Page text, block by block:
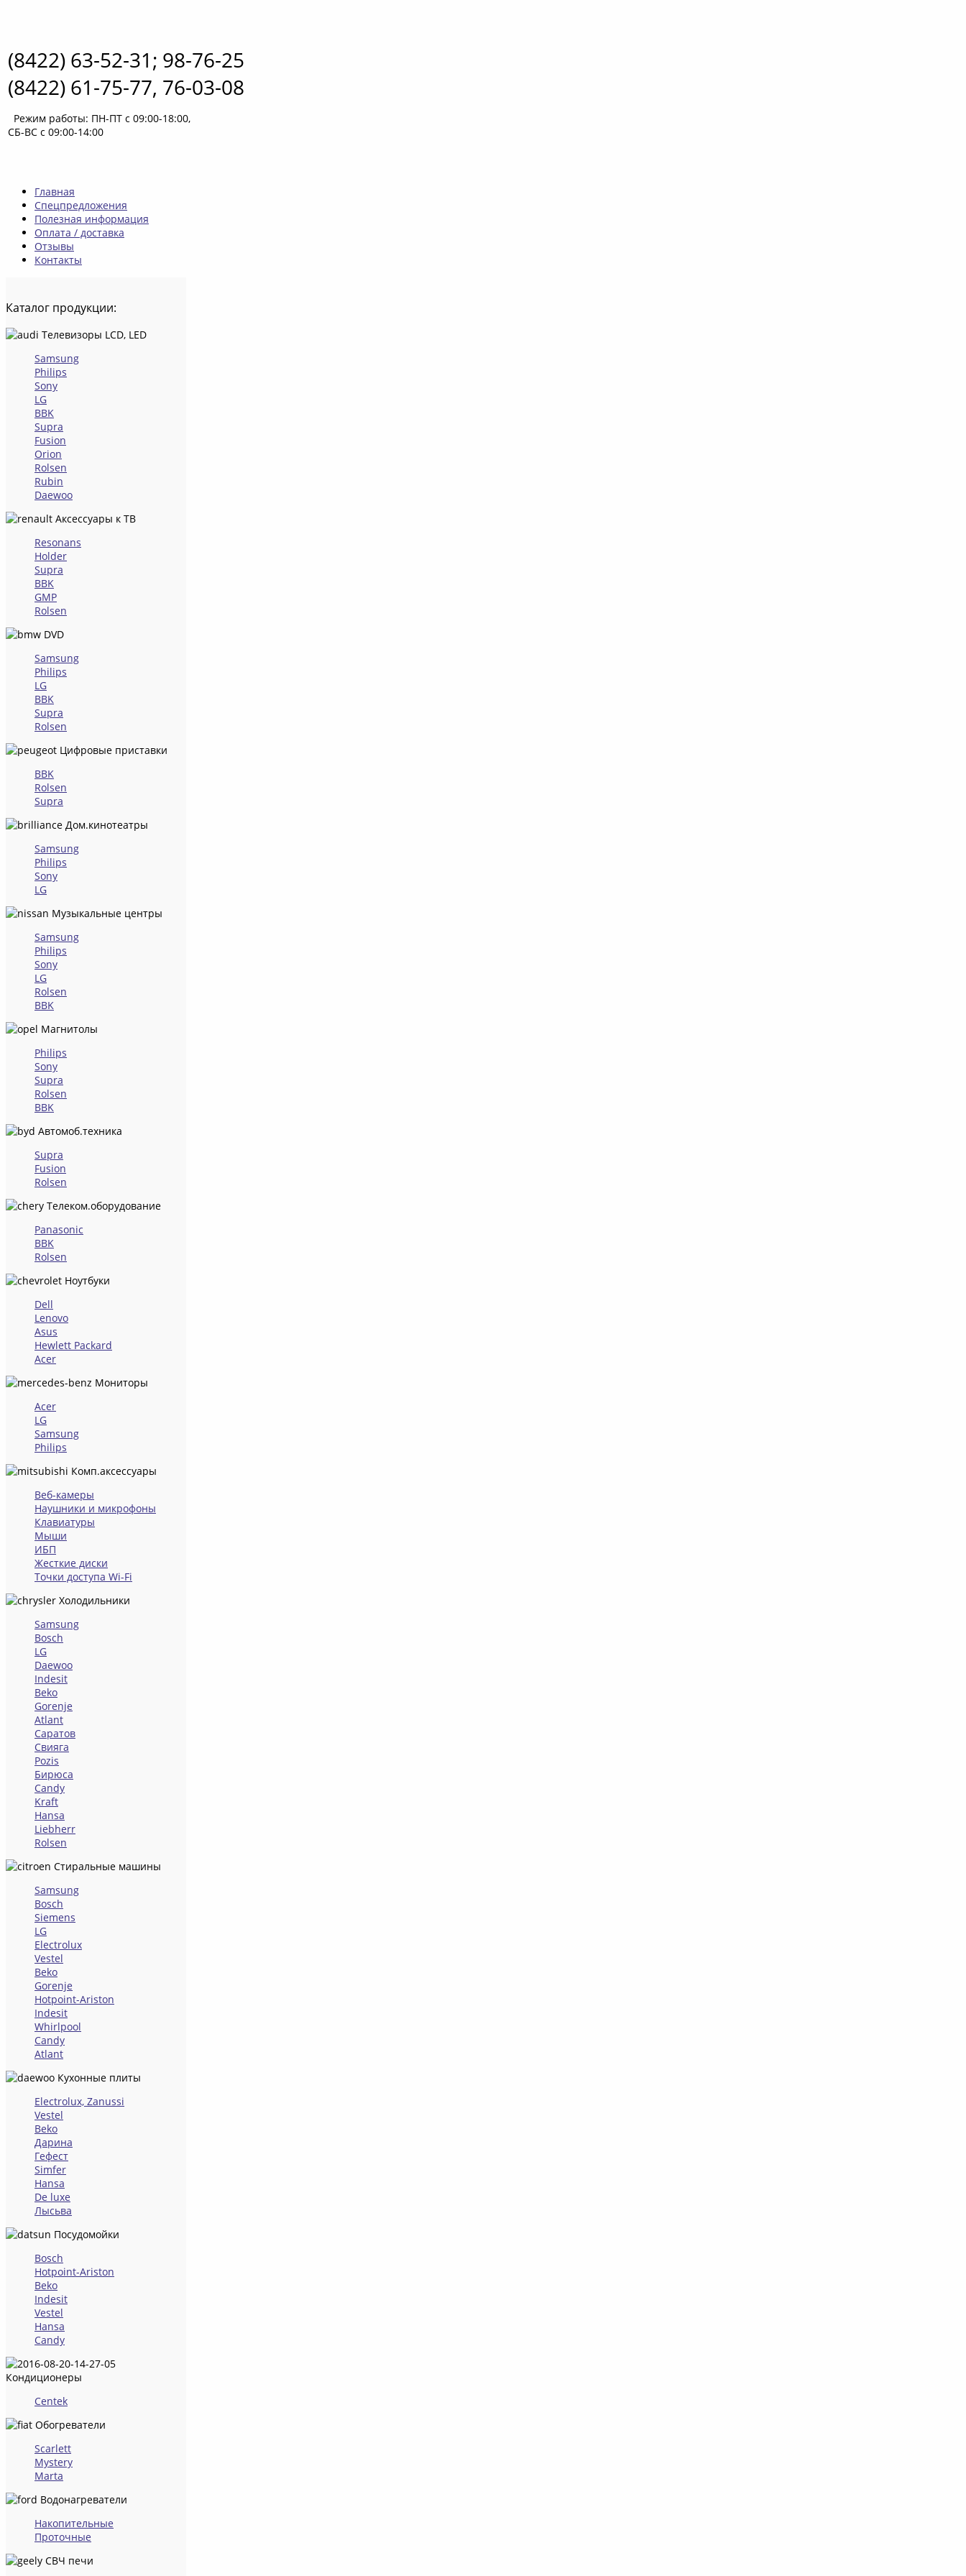
(8422) 63-52-31; 98-76-25
(8422) 61-75-77, 76-03-08
Режим работы: ПН-ПТ с 09:00-18:00,
СБ-ВС с 09:00-14:00
Главная
Спецпредложения
Полезная информация
Оплата / доставка
Отзывы
Контакты
Каталог продукции:
Телевизоры LCD, LED
Samsung
Philips
Sony
LG
BBK
Supra
Fusion
Orion
Rolsen
Rubin
Daewoo
Аксессуары к ТВ
Resonans
Holder
Supra
BBK
GMP
Rolsen
DVD
Samsung
Philips
LG
BBK
Supra
Rolsen
Цифровые приставки
BBK
Rolsen
Supra
Дом.кинотеатры
Samsung
Philips
Sony
LG
Музыкальные центры
Samsung
Philips
Sony
LG
Rolsen
BBK
Магнитолы
Philips
Sony
Supra
Rolsen
BBK
Автомоб.техника
Supra
Fusion
Rolsen
Телеком.оборудование
Panasonic
BBK
Rolsen
Ноутбуки
Dell
Lenovo
Asus
Hewlett Packard
Acer
Мониторы
Acer
LG
Samsung
Philips
Комп.аксессуары
Веб-камеры
Наушники и микрофоны
Клавиатуры
Мыши
ИБП
Жесткие диски
Точки доступа Wi-Fi
Холодильники
Samsung
Bosch
LG
Daewoo
Indesit
Beko
Gorenje
Atlant
Саратов
Свияга
Pozis
Бирюса
Candy
Kraft
Hansa
Liebherr
Rolsen
Стиральные машины
Samsung
Bosch
Siemens
LG
Electrolux
Vestel
Beko
Gorenje
Hotpoint-Ariston
Indesit
Whirlpool
Candy
Atlant
Кухонные плиты
Electrolux, Zanussi
Vestel
Beko
Дарина
Гефест
Simfer
Hansa
De luxe
Лысьва
Посудомойки
Bosch
Hotpoint-Ariston
Beko
Indesit
Vestel
Hansa
Candy
Кондиционеры
Centek
Обогреватели
Scarlett
Mystery
Marta
Водонагреватели
Накопительные
Проточные
СВЧ печи